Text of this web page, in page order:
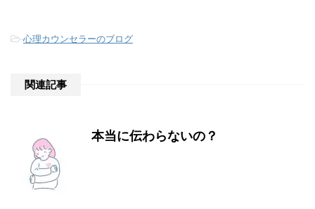
-心理カウンセラーのブログ
関連記事
本当に伝わらないの？